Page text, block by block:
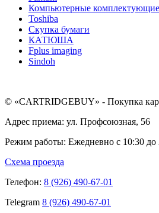
Компьютерные комплектующие
Toshiba
Скупка бумаги
КАТЮША
Fplus imaging
Sindoh
© «CARTRIDGEBUY» - Покупка
Адрес приема: ул. Профсоюзная, 56
Режим работы: Ежедневно с 10:30 до
Схема проезда
Телефон: 8 (926) 490-67-01
Telegram 8 (926) 490-67-01